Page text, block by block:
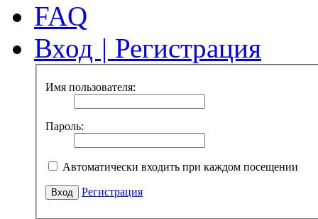
FAQ
Вход | Регистрация
Имя пользователя:
Пароль:
Автоматически входить при каждом посещении
Регистрация